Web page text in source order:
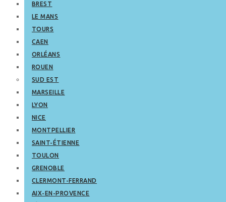
BREST
LE MANS
TOURS
CAEN
ORLÉANS
ROUEN
SUD EST
MARSEILLE
LYON
NICE
MONTPELLIER
SAINT-ÉTIENNE
TOULON
GRENOBLE
CLERMONT-FERRAND
AIX-EN-PROVENCE